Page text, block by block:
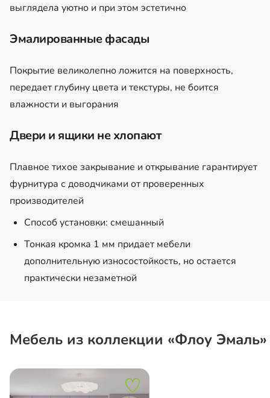
выглядела уютно и при этом эстетично
Эмалированные фасады
Покрытие великолепно ложится на поверхность,
передает глубину цвета и текстуры, не боится
влажности и выгорания
Двери и ящики не хлопают
Плавное тихое закрывание и открывание гарантирует
фурнитура с доводчиками от проверенных
производителей
Способ установки: смешанный
Тонкая кромка 1 мм придает мебели
дополнительную износостойкость, но остается
практически незаметной
Мебель из коллекции «Флоу Эмаль»